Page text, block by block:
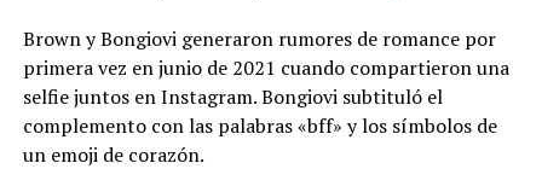
Brown y Bongiovi generaron rumores de romance por
primera vez en junio de 2021 cuando compartieron una
selfie juntos en Instagram. Bongiovi subtituló el
complemento con las palabras «bff» y los símbolos de
un emoji de corazón.